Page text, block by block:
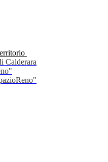
Calderara